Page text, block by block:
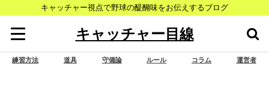
キャッチャー視点で野球の醍醐味をお伝えするブログ
キャッチャー目線
練習方法 道具 守備論 ルール コラム 運営者